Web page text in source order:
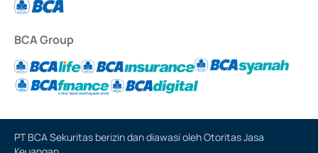
BCA Group
PT BCA Sekuritas berizin dan diawasi oleh Otoritas Jasa